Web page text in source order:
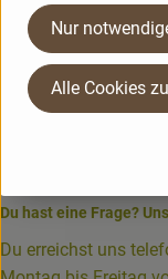
Du hast eine Frage?
Du erreichst uns
Nur
Alle Cookies